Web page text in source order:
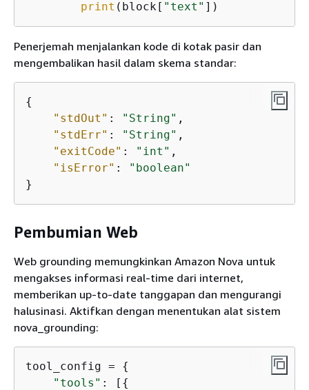
print (block[ "text" ])
Penerjemah menjalankan kode di kotak pasir dan
mengembalikan hasil dalam skema standar:
{
"stdOut" : "String" ,
"stdErr" : "String" ,
"exitCode" : "int" ,
"isError" :
"boolean"
}
Pembumian Web
Web grounding memungkinkan Amazon Nova untuk
mengakses informasi real-time dari internet,
memberikan up-to-date tanggapan dan mengurangi
halusinasi. Aktifkan dengan menentukan alat sistem
nova_grounding:
tool_config = {
"tools" : [ {